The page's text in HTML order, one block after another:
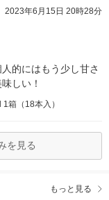
2023年6月15日 20時28分
的にはもう少し甘さ
しい！
箱（18本入）
を見る
もっと見る